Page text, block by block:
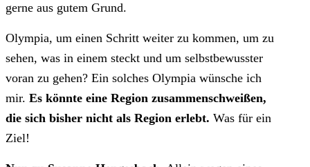
gerne aus gutem Grund.
Olympia, um einen Schritt weiter zu kommen, um zu
sehen, was in einem steckt und um selbstbewusster
voran zu gehen? Ein solches Olympia wünsche ich
mir. Es könnte eine Region zusammenschweißen,
die sich bisher nicht als Region erlebt. Was für ein
Ziel!